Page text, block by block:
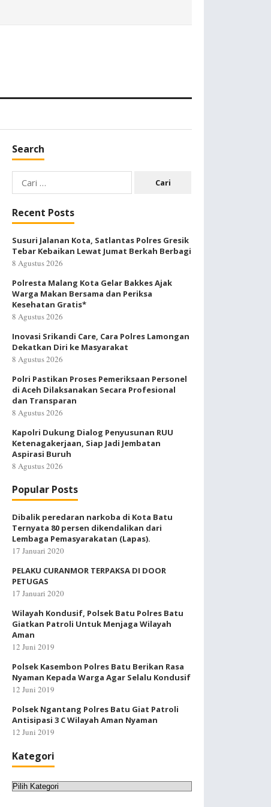
Search
Cari
untuk:
Recent Posts
Susuri Jalanan Kota, Satlantas Polres Gresik
Tebar Kebaikan Lewat Jumat Berkah Berbagi
8 Agustus 2026
Polresta Malang Kota Gelar Bakkes Ajak
Warga Makan Bersama dan Periksa
Kesehatan Gratis*
8 Agustus 2026
Inovasi Srikandi Care, Cara Polres Lamongan
Dekatkan Diri ke Masyarakat
8 Agustus 2026
Polri Pastikan Proses Pemeriksaan Personel
di Aceh Dilaksanakan Secara Profesional
dan Transparan
8 Agustus 2026
Kapolri Dukung Dialog Penyusunan RUU
Ketenagakerjaan, Siap Jadi Jembatan
Aspirasi Buruh
8 Agustus 2026
Popular Posts
Dibalik peredaran narkoba di Kota Batu
Ternyata 80 persen dikendalikan dari
Lembaga Pemasyarakatan (Lapas).
17 Januari 2020
PELAKU CURANMOR TERPAKSA DI DOOR
PETUGAS
17 Januari 2020
Wilayah Kondusif, Polsek Batu Polres Batu
Giatkan Patroli Untuk Menjaga Wilayah
Aman
12 Juni 2019
Polsek Kasembon Polres Batu Berikan Rasa
Nyaman Kepada Warga Agar Selalu Kondusif
12 Juni 2019
Polsek Ngantang Polres Batu Giat Patroli
Antisipasi 3 C Wilayah Aman Nyaman
12 Juni 2019
Kategori
Kategori